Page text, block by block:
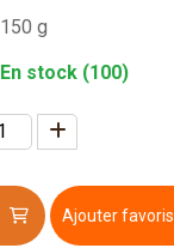
150 g
En stock (100)
Ajouter favoris